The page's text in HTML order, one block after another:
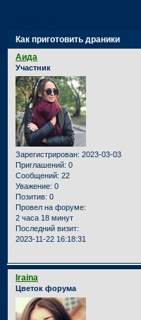
Как приготовить драники
Аида
Участник
Зарегистрирован: 2023-03-03
Приглашений: 0
Сообщений: 22
Уважение: 0
Позитив: 0
Провел на форуме:
2 часа 18 минут
Последний визит:
2023-11-22 16:18:31
Iraina
Цветок форума